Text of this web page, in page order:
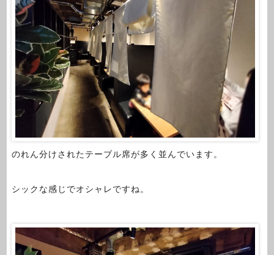
のれん分けされたテーブル席が多く並んでいます。
シックな感じでオシャレですね。